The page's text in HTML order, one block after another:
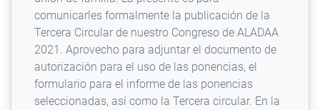
comunicarles formalmente la publicación de la
Tercera Circular de nuestro Congreso de ALADAA
2021. Aprovecho para adjuntar el documento de
autorización para el uso de las ponencias, el
formulario para el informe de las ponencias
seleccionadas, así como la Tercera circular. En la